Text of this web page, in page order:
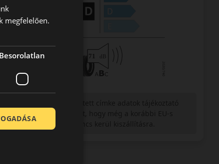
jellegűek. Előfordulhat, hogy még a korábbi EU-s
címkével ellátott abroncs kerül kiszállításra.
megfelelően.
Besorolatlan